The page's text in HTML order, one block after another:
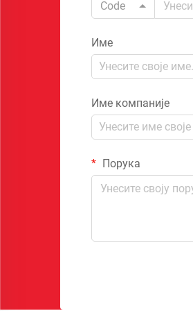
Code
Име
Име компаније
Порука